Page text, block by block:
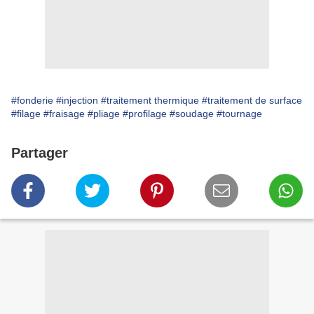
#fonderie #injection #traitement thermique #traitement de surface
#filage #fraisage #pliage #profilage #soudage #tournage
Partager